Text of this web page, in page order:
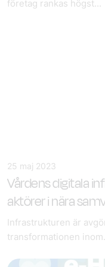
företag rankas högst...
25 maj 2023
Vårdens digitala
aktörer i nära
Infrastrukturen är
transformationen